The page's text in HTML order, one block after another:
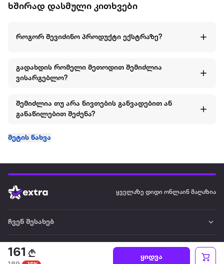
161 ყიდვა
ხშირად დასმული კითხვები
როგორ შევიძინო პროდუქტი ექსტრაზე?
გადახდის რომელი მეთოდით შემიძლია
ვისარგებლო?
შემიძლია თუ არა ნივთების განვადებით ან
განაწილებით შეძენა?
მეტის ნახვა
ყველაზე დიდი ონლაინ მაღაზია
ჩვენ შესახებ
წესები და პირობები